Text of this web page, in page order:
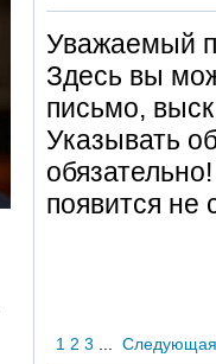
Уважаемый
Здесь вы
письмо,
Указывать
появится не
1 2 3 Следующая